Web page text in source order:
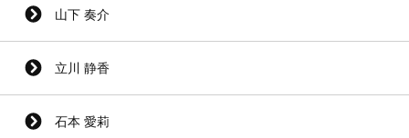
山下 奏介
立川 静香
石本 愛莉